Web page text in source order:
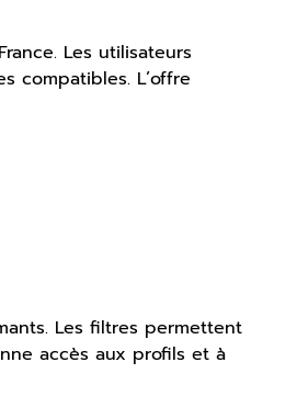
Les utilisateurs
compatibles. L’offre
Les filtres permettent
accès aux profils et à